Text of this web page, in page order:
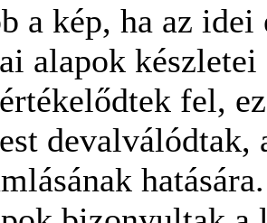
a kép, ha az
alapok
fel,
devalválódtak,